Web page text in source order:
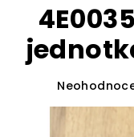
Průměrné
produktu